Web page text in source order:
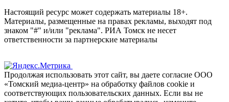
Настоящий ресурс может содержать материалы 18+.
Материалы, размещенные на правах рекламы, выходят под
знаком "#" и/или "реклама". РИА Томск не несет
ответственности за партнерские материалы
Продолжая использовать этот сайт, вы даете согласие ООО
«Томский медиа-центр» на обработку файлов cookie и
соответствующих пользовательских данных. Если вы не